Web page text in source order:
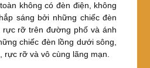
không có đèn điện, không
sáng bởi những chiếc đèn
rực rỡ trên đường phố và ánh
chiếc đèn lồng dưới sông,
rực rỡ và vô cùng lãng mạn.